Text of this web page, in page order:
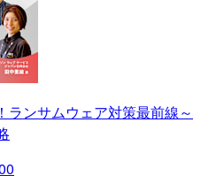
ランサムウェア対策最前線～